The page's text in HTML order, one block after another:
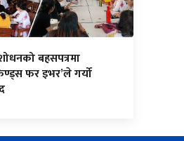
बहसपत्रमा
फर इभर’ले गर्यो